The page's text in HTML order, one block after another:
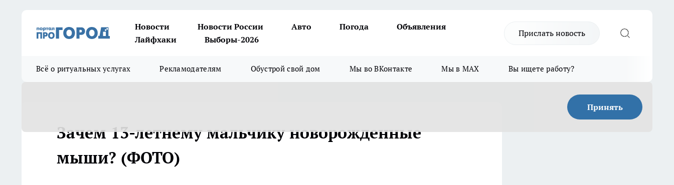
Новости Новости России Авто Погода
Объявления
Лайфхаки
Выборы-2026
Прислать новость
Всё о ритуальных услугах Рекламодателям Обустрой свой дом Мы во ВКонтакте Мы в MAX Вы ищете работу?
Принять
Зачем 13-летнему мальчику новорожденные
мыши? (ФОТО)